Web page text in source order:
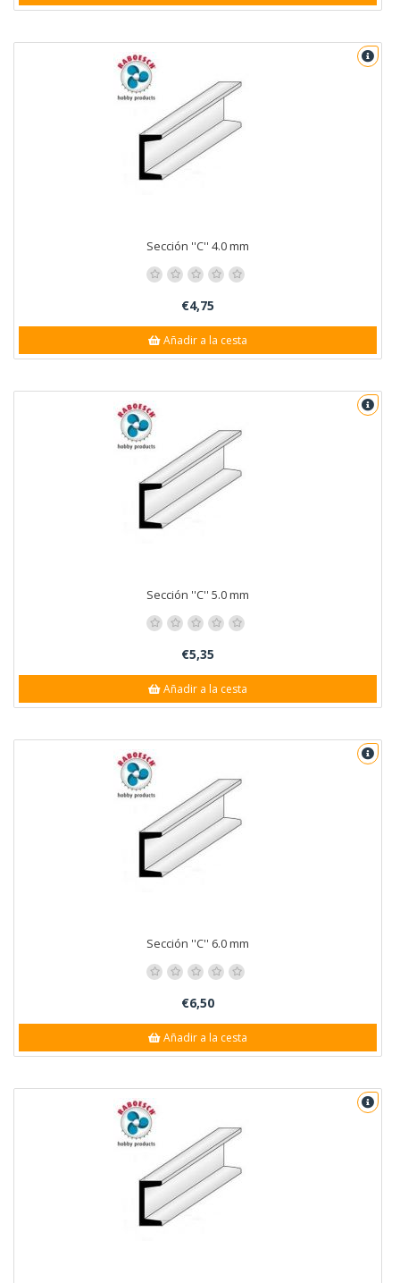
Sección ''C'' 4.0 mm
€4,75
Añadir a la cesta
Sección ''C'' 5.0 mm
€5,35
Añadir a la cesta
Sección ''C'' 6.0 mm
€6,50
Añadir a la cesta